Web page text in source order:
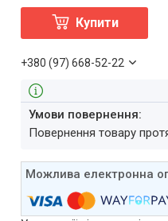
Купити
+380 (97) 668-52-22
повернення товару